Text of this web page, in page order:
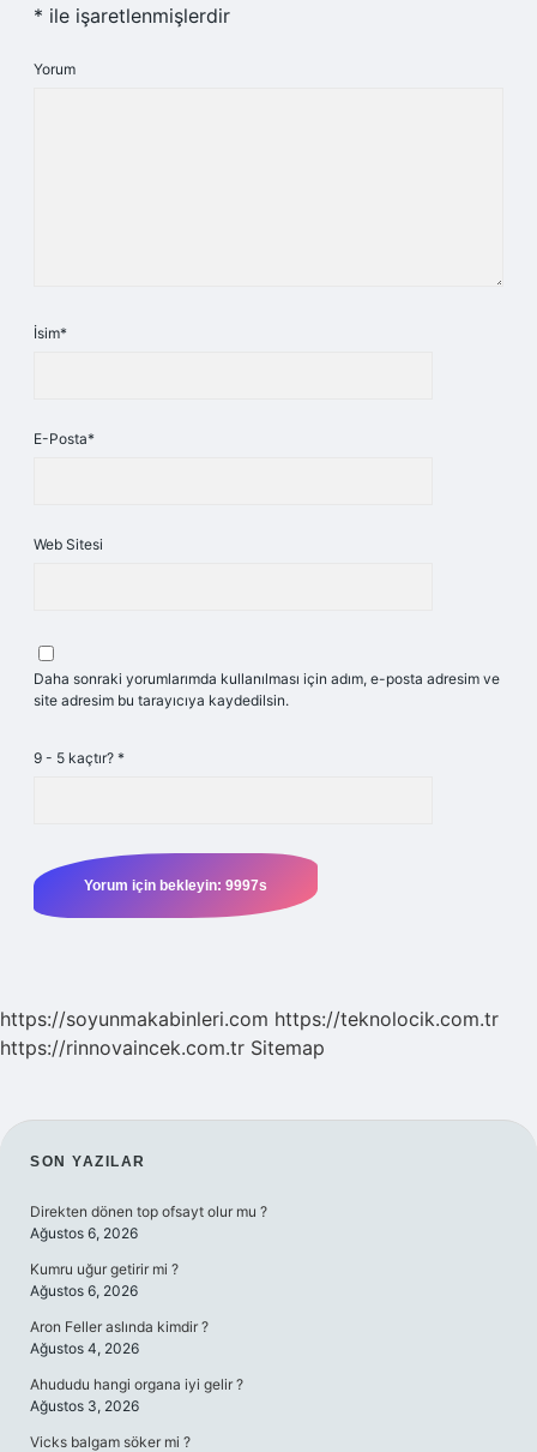
* ile işaretlenmişlerdir
Yorum
İsim*
E-Posta*
Web Sitesi
Daha sonraki yorumlarımda kullanılması için adım, e-posta adresim ve
site adresim bu tarayıcıya kaydedilsin.
9 - 5 kaçtır? *
https://soyunmakabinleri.com https://teknolocik.com.tr
https://rinnovaincek.com.tr Sitemap
SIDEBAR
SON YAZILAR
Direkten dönen top ofsayt olur mu ?
Ağustos 6, 2026
Kumru uğur getirir mi ?
Ağustos 6, 2026
Aron Feller aslında kimdir ?
Ağustos 4, 2026
Ahududu hangi organa iyi gelir ?
Ağustos 3, 2026
Vicks balgam söker mi ?